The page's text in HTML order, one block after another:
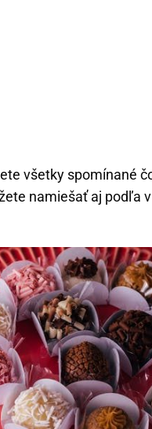
všetky spomínané
namiešať aj podľa